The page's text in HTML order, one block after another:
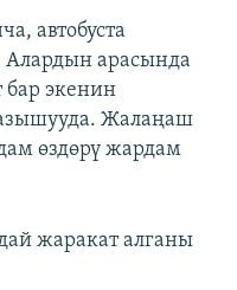
автобуста
арасында
бар экенин
Жалаңаш
өздөрү жардам
жаракат алганы